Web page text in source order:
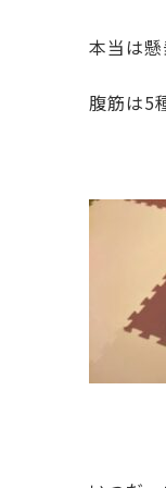
本当は
腹筋は5